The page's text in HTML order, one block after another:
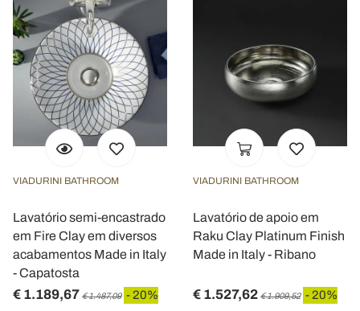
VIADURINI BATHROOM
Lavatório semi-encastrado
em Fire Clay em diversos
acabamentos Made in Italy
- Capatosta
€ 1.189,67 € 1.487,09 - 20%
VIADURINI BATHROOM
Lavatório de apoio em
Raku Clay Platinum Finish
Made in Italy - Ribano
€ 1.527,62 € 1.909,52 - 20%